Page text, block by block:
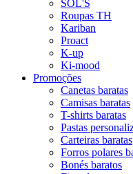
SOL'S
Roupas TH
Kariban
Proact
K-up
Ki-mood
Promoções
Canetas baratas
Camisas baratas
T-shirts baratas
Pastas
Carteiras baratas
Forros polares
Bonés baratos